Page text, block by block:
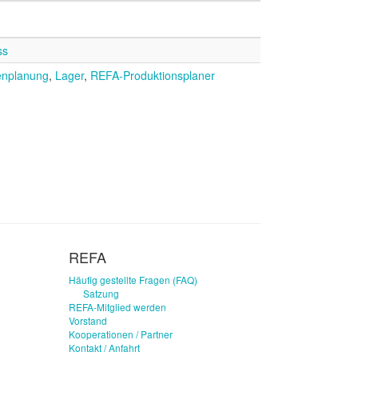
, Lager, REFA-Produktionsplaner
REFA
Häufig gestellte Fragen (FAQ)
Satzung
REFA-Mitglied werden
Vorstand
Kooperationen / Partner
Kontakt / Anfahrt